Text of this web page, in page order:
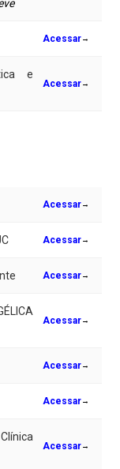
Acessar→
e
Acessar→
Acessar→
Acessar→
Acessar→
Acessar→
Acessar→
Acessar→
Acessar→